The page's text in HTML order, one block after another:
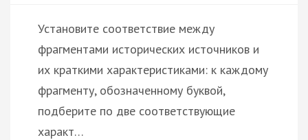
Установите соответствие между
фрагментами исторических источников и
их краткими характеристиками: к каждому
фрагменту, обозначенному буквой,
подберите по две соответствующие
характ…